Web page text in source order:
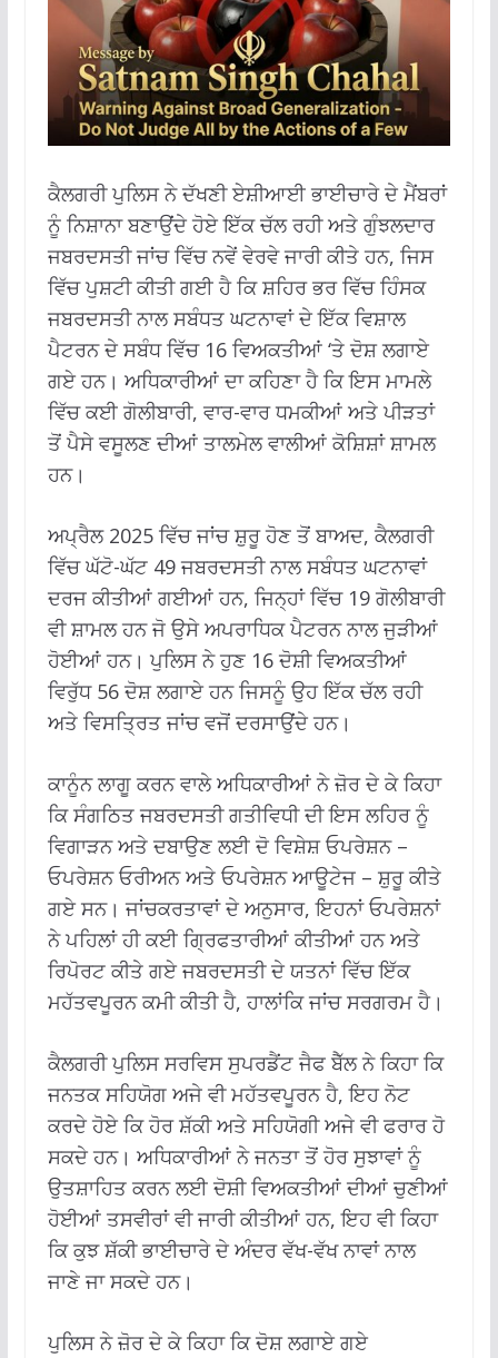
ਕੈਲਗਰੀ ਪੁਲਿਸ ਨੇ ਦੱਖਣੀ ਏਸ਼ੀਆਈ ਭਾਈਚਾਰੇ ਦੇ ਮੈਂਬਰਾਂ
ਨੂੰ ਨਿਸ਼ਾਨਾ ਬਣਾਉਂਦੇ ਹੋਏ ਇੱਕ ਚੱਲ ਰਹੀ ਅਤੇ ਗੁੰਝਲਦਾਰ
ਜਬਰਦਸਤੀ ਜਾਂਚ ਵਿੱਚ ਨਵੇਂ ਵੇਰਵੇ ਜਾਰੀ ਕੀਤੇ ਹਨ, ਜਿਸ
ਵਿੱਚ ਪੁਸ਼ਟੀ ਕੀਤੀ ਗਈ ਹੈ ਕਿ ਸ਼ਹਿਰ ਭਰ ਵਿੱਚ ਹਿੰਸਕ
ਜਬਰਦਸਤੀ ਨਾਲ ਸਬੰਧਤ ਘਟਨਾਵਾਂ ਦੇ ਇੱਕ ਵਿਸ਼ਾਲ
ਪੈਟਰਨ ਦੇ ਸਬੰਧ ਵਿੱਚ 16 ਵਿਅਕਤੀਆਂ ‘ਤੇ ਦੋਸ਼ ਲਗਾਏ
ਗਏ ਹਨ। ਅਧਿਕਾਰੀਆਂ ਦਾ ਕਹਿਣਾ ਹੈ ਕਿ ਇਸ ਮਾਮਲੇ
ਵਿੱਚ ਕਈ ਗੋਲੀਬਾਰੀ, ਵਾਰ-ਵਾਰ ਧਮਕੀਆਂ ਅਤੇ ਪੀੜਤਾਂ
ਤੋਂ ਪੈਸੇ ਵਸੂਲਣ ਦੀਆਂ ਤਾਲਮੇਲ ਵਾਲੀਆਂ ਕੋਸ਼ਿਸ਼ਾਂ ਸ਼ਾਮਲ
ਹਨ।
ਅਪ੍ਰੈਲ 2025 ਵਿੱਚ ਜਾਂਚ ਸ਼ੁਰੂ ਹੋਣ ਤੋਂ ਬਾਅਦ, ਕੈਲਗਰੀ
ਵਿੱਚ ਘੱਟੋ-ਘੱਟ 49 ਜਬਰਦਸਤੀ ਨਾਲ ਸਬੰਧਤ ਘਟਨਾਵਾਂ
ਦਰਜ ਕੀਤੀਆਂ ਗਈਆਂ ਹਨ, ਜਿਨ੍ਹਾਂ ਵਿੱਚ 19 ਗੋਲੀਬਾਰੀ
ਵੀ ਸ਼ਾਮਲ ਹਨ ਜੋ ਉਸੇ ਅਪਰਾਧਿਕ ਪੈਟਰਨ ਨਾਲ ਜੁੜੀਆਂ
ਹੋਈਆਂ ਹਨ। ਪੁਲਿਸ ਨੇ ਹੁਣ 16 ਦੋਸ਼ੀ ਵਿਅਕਤੀਆਂ
ਵਿਰੁੱਧ 56 ਦੋਸ਼ ਲਗਾਏ ਹਨ ਜਿਸਨੂੰ ਉਹ ਇੱਕ ਚੱਲ ਰਹੀ
ਅਤੇ ਵਿਸਤ੍ਰਿਤ ਜਾਂਚ ਵਜੋਂ ਦਰਸਾਉਂਦੇ ਹਨ।
ਕਾਨੂੰਨ ਲਾਗੂ ਕਰਨ ਵਾਲੇ ਅਧਿਕਾਰੀਆਂ ਨੇ ਜ਼ੋਰ ਦੇ ਕੇ ਕਿਹਾ
ਕਿ ਸੰਗਠਿਤ ਜਬਰਦਸਤੀ ਗਤੀਵਿਧੀ ਦੀ ਇਸ ਲਹਿਰ ਨੂੰ
ਵਿਗਾੜਨ ਅਤੇ ਦਬਾਉਣ ਲਈ ਦੋ ਵਿਸ਼ੇਸ਼ ਓਪਰੇਸ਼ਨ –
ਓਪਰੇਸ਼ਨ ਓਰੀਅਨ ਅਤੇ ਓਪਰੇਸ਼ਨ ਆਊਟੇਜ – ਸ਼ੁਰੂ ਕੀਤੇ
ਗਏ ਸਨ। ਜਾਂਚਕਰਤਾਵਾਂ ਦੇ ਅਨੁਸਾਰ, ਇਹਨਾਂ ਓਪਰੇਸ਼ਨਾਂ
ਨੇ ਪਹਿਲਾਂ ਹੀ ਕਈ ਗ੍ਰਿਫਤਾਰੀਆਂ ਕੀਤੀਆਂ ਹਨ ਅਤੇ
ਰਿਪੋਰਟ ਕੀਤੇ ਗਏ ਜਬਰਦਸਤੀ ਦੇ ਯਤਨਾਂ ਵਿੱਚ ਇੱਕ
ਮਹੱਤਵਪੂਰਨ ਕਮੀ ਕੀਤੀ ਹੈ, ਹਾਲਾਂਕਿ ਜਾਂਚ ਸਰਗਰਮ ਹੈ।
ਕੈਲਗਰੀ ਪੁਲਿਸ ਸਰਵਿਸ ਸੁਪਰਡੈਂਟ ਜੈਫ ਬੈੱਲ ਨੇ ਕਿਹਾ ਕਿ
ਜਨਤਕ ਸਹਿਯੋਗ ਅਜੇ ਵੀ ਮਹੱਤਵਪੂਰਨ ਹੈ, ਇਹ ਨੋਟ
ਕਰਦੇ ਹੋਏ ਕਿ ਹੋਰ ਸ਼ੱਕੀ ਅਤੇ ਸਹਿਯੋਗੀ ਅਜੇ ਵੀ ਫਰਾਰ ਹੋ
ਸਕਦੇ ਹਨ। ਅਧਿਕਾਰੀਆਂ ਨੇ ਜਨਤਾ ਤੋਂ ਹੋਰ ਸੁਝਾਵਾਂ ਨੂੰ
ਉਤਸ਼ਾਹਿਤ ਕਰਨ ਲਈ ਦੋਸ਼ੀ ਵਿਅਕਤੀਆਂ ਦੀਆਂ ਚੁਣੀਆਂ
ਹੋਈਆਂ ਤਸਵੀਰਾਂ ਵੀ ਜਾਰੀ ਕੀਤੀਆਂ ਹਨ, ਇਹ ਵੀ ਕਿਹਾ
ਕਿ ਕੁਝ ਸ਼ੱਕੀ ਭਾਈਚਾਰੇ ਦੇ ਅੰਦਰ ਵੱਖ-ਵੱਖ ਨਾਵਾਂ ਨਾਲ
ਜਾਣੇ ਜਾ ਸਕਦੇ ਹਨ।
ਪੁਲਿਸ ਨੇ ਜ਼ੋਰ ਦੇ ਕੇ ਕਿਹਾ ਕਿ ਦੋਸ਼ ਲਗਾਏ ਗਏ